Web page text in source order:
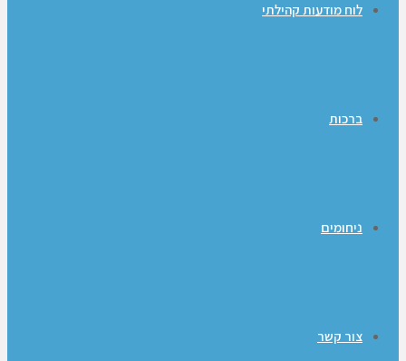
לוח מודעות קהילתי
ברכות
ניחומים
צור קשר